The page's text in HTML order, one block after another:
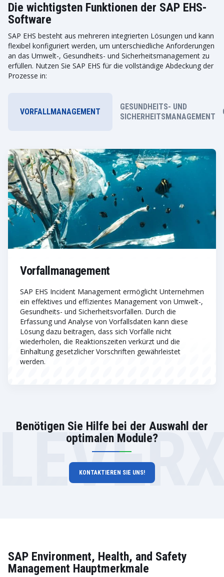
Die wichtigsten Funktionen der SAP EHS-
Software
SAP EHS besteht aus mehreren integrierten Lösungen und kann
flexibel konfiguriert werden, um unterschiedliche Anforderungen
an das Umwelt-, Gesundheits- und Sicherheitsmanagement zu
erfüllen. Nutzen Sie SAP EHS für die vollständige Abdeckung der
Prozesse in:
VORFALLMANAGEMENT
GESUNDHEITS- UND
SICHERHEITSMANAGEMENT
Vorfallmanagement
SAP EHS Incident Management ermöglicht Unternehmen
ein effektives und effizientes Management von Umwelt-,
Gesundheits- und Sicherheitsvorfällen. Durch die
Erfassung und Analyse von Vorfallsdaten kann diese
Lösung dazu beitragen, dass sich Vorfälle nicht
wiederholen, die Reaktionszeiten verkürzt und die
Einhaltung gesetzlicher Vorschriften gewährleistet
werden.
Benötigen Sie Hilfe bei der Auswahl der
optimalen Module?
KONTAKTIEREN SIE UNS!
SAP Environment, Health, and Safety
Management Hauptmerkmale